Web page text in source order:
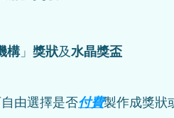
構」 獎狀及水晶獎盃
由選擇是否付費製作成獎狀